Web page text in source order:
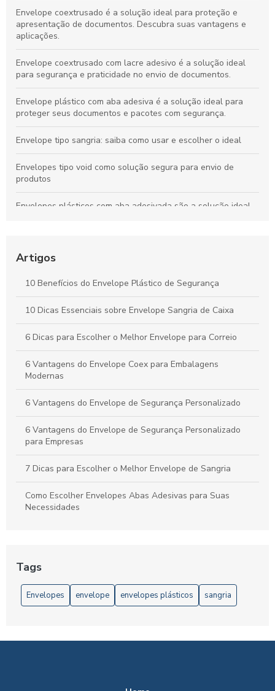
Envelope coextrusado é a solução ideal para proteção e
apresentação de documentos. Descubra suas vantagens e
aplicações.
Envelope coextrusado com lacre adesivo é a solução ideal
para segurança e praticidade no envio de documentos.
Envelope plástico com aba adesiva é a solução ideal para
proteger seus documentos e pacotes com segurança.
Envelope tipo sangria: saiba como usar e escolher o ideal
Envelopes tipo void como solução segura para envio de
produtos
Envelopes plásticos com aba adesivada são a solução ideal
ideal para proteger seus documentos e produtos com estilo e
Envelope para e commerce personalizado: como escolher o
ideal para sua marca
Envelope coextrusado com adesivo para proteção e
praticidade
Artigos
10 Benefícios do Envelope Plástico de Segurança
10 Dicas Essenciais sobre Envelope Sangria de Caixa
6 Dicas para Escolher o Melhor Envelope para Correio
6 Vantagens do Envelope Coex para Embalagens
Modernas
6 Vantagens do Envelope de Segurança Personalizado
6 Vantagens do Envelope de Segurança Personalizado
para Empresas
7 Dicas para Escolher o Melhor Envelope de Sangria
Como Escolher Envelopes Abas Adesivas para Suas
Necessidades
Como escolher Envelopes de Segurança Personalizados
para sua Empresa
Tags
Envelopes envelope envelopes plásticos sangria